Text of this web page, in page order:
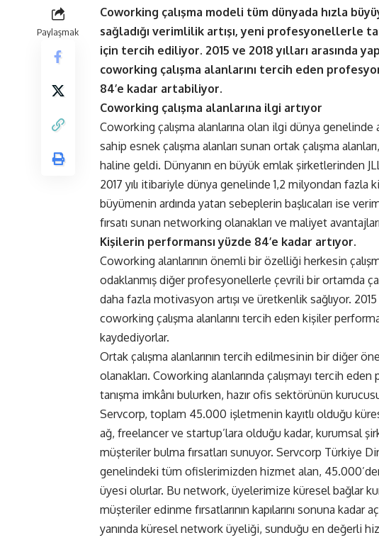
Paylaşmak
Coworking çalışma modeli tüm dünyada hızla
sağladığı verimlilik artışı, yeni profesyonellerle
için tercih ediliyor. 2015 ve 2018 yılları arasında
coworking çalışma alanlarını tercih eden
84’e kadar artabiliyor.
Coworking çalışma alanlarına ilgi artıyor
Coworking çalışma alanlarına olan ilgi dünya
sahip esnek çalışma alanları sunan ortak çalışma
haline geldi. Dünyanın en büyük emlak şirketlerinden
2017 yılı itibariyle dünya genelinde 1,2 milyondan fazla
büyümenin ardında yatan sebeplerin başlıcaları ise
fırsatı sunan networking olanakları ve maliyet
Kişilerin performansı yüzde 84’e kadar artıyor.
Coworking alanlarının önemli bir özelliği herkesin
odaklanmış diğer profesyonellerle çevrili bir ortamda
daha fazla motivasyon artışı ve üretkenlik sağlıyor. 2015
coworking çalışma alanlarını tercih eden kişiler
kaydediyorlar.
Ortak çalışma alanlarının tercih edilmesinin bir diğer
olanakları. Coworking alanlarında çalışmayı tercih
tanışma imkânı bulurken, hazır ofis sektörünün
Servcorp, toplam 45.000 işletmenin kayıtlı olduğu
ağ, freelancer ve startup’lara olduğu kadar, kurumsal
müşteriler bulma fırsatları sunuyor. Servcorp Türkiye
genelindeki tüm ofislerimizden hizmet alan,
üyesi olurlar. Bu network, üyelerimize küresel bağlar
müşteriler edinme fırsatlarının kapılarını sonuna kadar
yanında küresel network üyeliği, sunduğu en değerli